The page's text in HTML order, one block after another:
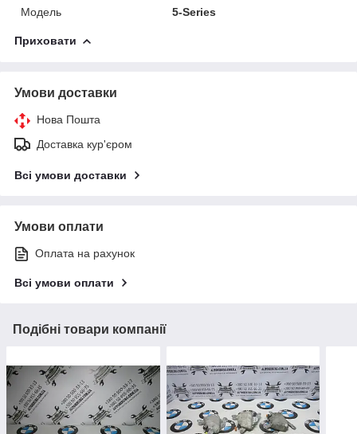
Модель
5-Series
Приховати
Умови доставки
Нова Пошта
Доставка кур'єром
Всі умови доставки
Умови оплати
Оплата на рахунок
Всі умови оплати
Подібні товари компанії